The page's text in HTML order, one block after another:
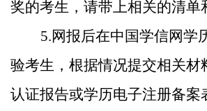
奖的考生，请带上相关的清单
5.网报后在中国学信网学
验考生，根据情况提交相关材
认证报告或学历电子注册备案